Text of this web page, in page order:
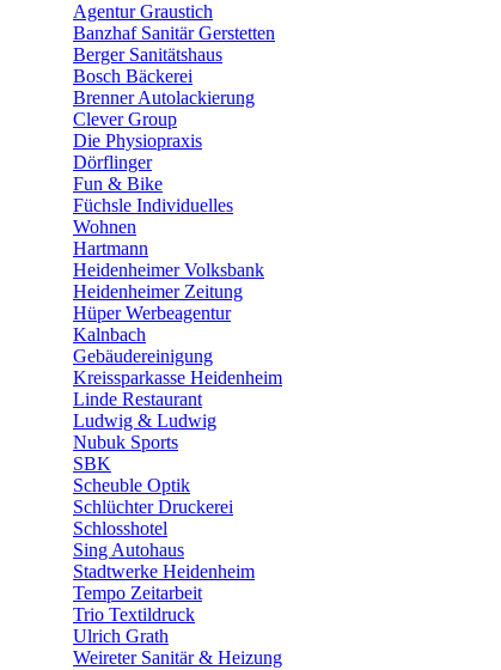
Agentur Graustich
Banzhaf Sanitär Gerstetten
Berger Sanitätshaus
Bosch Bäckerei
Brenner Autolackierung
Clever Group
Die Physiopraxis
Dörflinger
Fun & Bike
Füchsle Individuelles
Wohnen
Hartmann
Heidenheimer Volksbank
Heidenheimer Zeitung
Hüper Werbeagentur
Kalnbach
Gebäudereinigung
Kreissparkasse Heidenheim
Linde Restaurant
Ludwig & Ludwig
Nubuk Sports
SBK
Scheuble Optik
Schlüchter Druckerei
Schlosshotel
Sing Autohaus
Stadtwerke Heidenheim
Tempo Zeitarbeit
Trio Textildruck
Ulrich Grath
Weireter Sanitär & Heizung